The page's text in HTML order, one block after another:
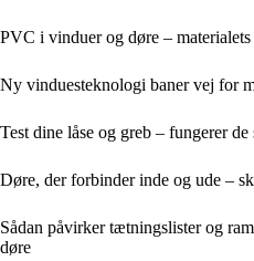
PVC i vinduer og døre –
Ny vinduesteknologi baner vej for
Test dine låse og greb – fungerer
Døre, der forbinder inde og ude –
Sådan påvirker tætningslister og
døre